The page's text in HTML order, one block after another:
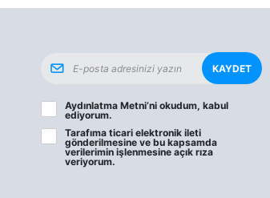
KAYDET
Aydınlatma Metni’ni okudum, kabul
ediyorum.
Tarafıma ticari elektronik ileti
gönderilmesine ve bu kapsamda
verilerimin işlenmesineaçık rıza
veriyorum.